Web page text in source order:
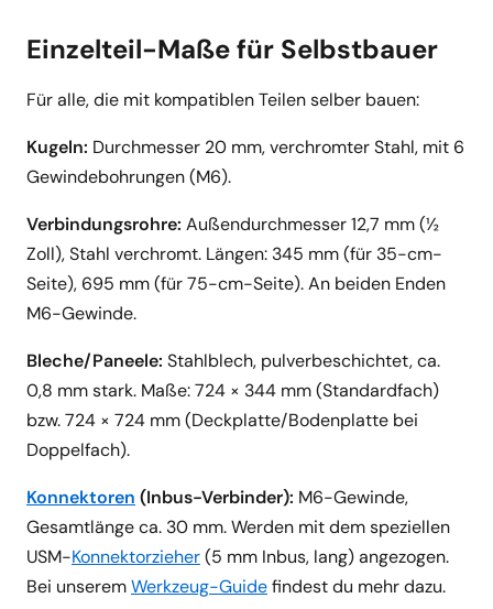
Einzelteil-Maße für Selbstbauer
Für alle, die mit kompatiblen Teilen selber bauen:
Kugeln: Durchmesser 20 mm, verchromter Stahl, mit 6
Gewindebohrungen (M6).
Verbindungsrohre: Außendurchmesser 12,7 mm (½
Zoll), Stahl verchromt. Längen: 345 mm (für 35-cm-
Seite), 695 mm (für 75-cm-Seite). An beiden Enden
M6-Gewinde.
Bleche/Paneele: Stahlblech, pulverbeschichtet, ca.
0,8 mm stark. Maße: 724 × 344 mm (Standardfach)
bzw. 724 × 724 mm (Deckplatte/Bodenplatte bei
Doppelfach).
Konnektoren (Inbus-Verbinder): M6-Gewinde,
Gesamtlänge ca. 30 mm. Werden mit dem speziellen
USM-Konnektorzieher(5 mm Inbus, lang) angezogen.
Bei unseremWerkzeug-Guidefindest du mehr dazu.